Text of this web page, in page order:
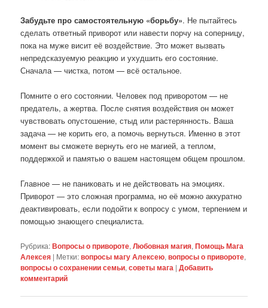
Забудьте про самостоятельную «борьбу». Не пытайтесь
сделать ответный приворот или навести порчу на соперницу,
пока на муже висит её воздействие. Это может вызвать
непредсказуемую реакцию и ухудшить его состояние.
Сначала — чистка, потом — всё остальное.
Помните о его состоянии. Человек под приворотом — не
предатель, а жертва. После снятия воздействия он может
чувствовать опустошение, стыд или растерянность. Ваша
задача — не корить его, а помочь вернуться. Именно в этот
момент вы сможете вернуть его не магией, а теплом,
поддержкой и памятью о вашем настоящем общем прошлом.
Главное — не паниковать и не действовать на эмоциях.
Приворот — это сложная программа, но её можно аккуратно
деактивировать, если подойти к вопросу с умом, терпением и
помощью знающего специалиста.
Рубрика:Вопросы о привороте,Любовная магия,Помощь Мага
Алексея | Метки:вопросы магу Алексею,вопросы о привороте,
вопросы о сохранении семьи,советы мага |Добавить
комментарий